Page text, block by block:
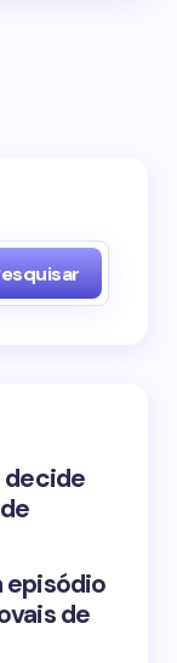
for the
decide
episódio
de